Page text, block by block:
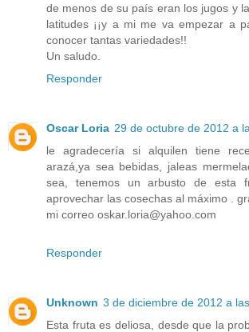
de menos de su país eran los jugos y
latitudes ¡¡y a mi me va empezar a
conocer tantas variedades!!
Un saludo.
Responder
Oscar Loria 29 de octubre de 2012 a
le agradecería si alquilen tiene
arazá,ya sea bebidas, jaleas
sea, tenemos un arbusto de esta
aprovechar las cosechas al máximo .
mi correo oskar.loria@yahoo.com
Responder
Unknown 3 de diciembre de 2012 a
Esta fruta es deliosa, desde que la